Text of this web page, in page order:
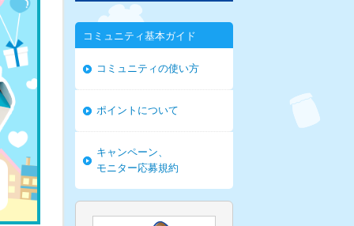
コミュニティ基本ガイド
コミュニティの使い方
ポイントについて
キャンペーン、
モニター応募規約